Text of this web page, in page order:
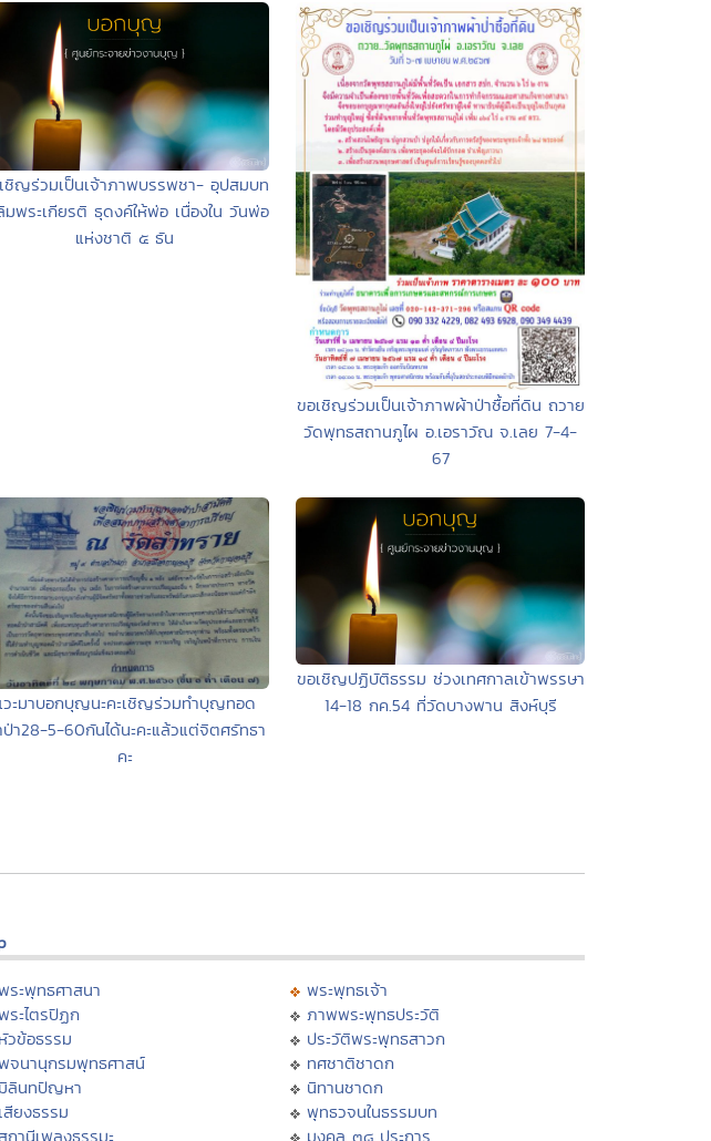
ชิญร่วมเป็นเจ้าภาพบรรพชา- อุปสมบท
มพระเกียรติ ธุดงค์ให้พ่อ เนื่องใน วันพ่อ
แห่งชาติ ๕ ธัน
ขอเชิญร่วมเป็นเจ้าภาพผ้าป่าซื้อที่ดิน ถวาย
วัดพุทธสถานภูไผ อ.เอราวัณ จ.เลย 7-4-
67
วะมาบอกบุญนะคะเชิญร่วมทำบุญทอด
ป่า28-5-60กันได้นะคะแล้วแต่จิตศรัทธา
คะ
ขอเชิญปฏิบัติธรรม ช่วงเทศกาลเข้าพรรษา
14-18 กค.54 ที่วัดบางพาน สิงห์บุรี
ระพุทธศาสนา
ระไตรปิฏก
หัวข้อธรรม
จนานุกรมพุทธศาสน์
มิลินทปัญหา
เสียงธรรม
ถานีเพลงธรรมะ
พระพุทธเจ้า
ภาพพระพุทธประวัติ
ประวัติพระพุทธสาวก
ทศชาติชาดก
นิทานชาดก
พุทธวจนในธรรมบท
มงคล ๓๘ ประการ